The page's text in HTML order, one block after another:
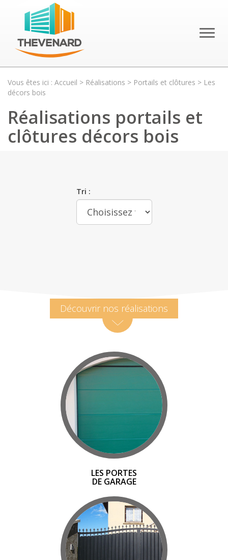
Vous êtes ici : Accueil > Réalisations > Portails et clôtures > Les
décors bois
Réalisations portails et
clôtures décors bois
Tri :
Découvrir nos réalisations
LES PORTES
DE GARAGE